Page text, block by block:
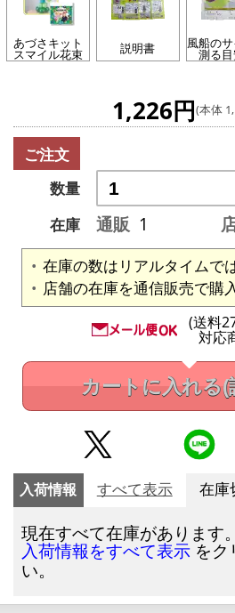
あづさキット
スマイル花束 説明書 風船の
測る
1,226円(本体
ご注文
数量
在庫
通販 1
在庫の数はリアルタイムで
店舗の在庫を通信販売で購
(送料
対応
カートに入れる(
入荷情報 すべて表示 在庫
現在すべて在庫があります。
入荷情報をすべて表示 をク
い。